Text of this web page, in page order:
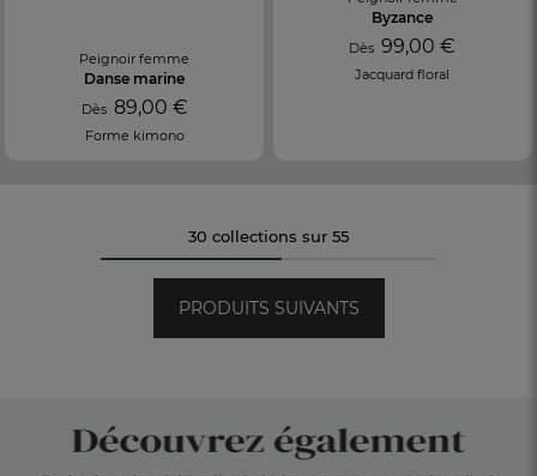
Peignoir femme
Danse marine
Dès 89,00 €
Forme kimono
Byzance
Dès99,00 €
Jacquard floral
30 collections sur 55
PRODUITS SUIVANTS